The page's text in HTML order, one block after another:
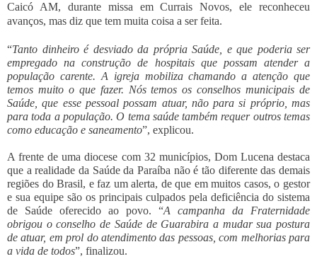
Caicó AM, durante missa em Currais Novos, ele reconheceu
avanços, mas diz que tem muita coisa a ser feita.
“Tanto dinheiro é desviado da própria Saúde, e que poderia ser
empregado na construção de hospitais que possam atender a
população carente. A igreja mobiliza chamando a atenção que
temos muito o que fazer. Nós temos os conselhos municipais de
Saúde, que esse pessoal possam atuar, não para si próprio, mas
para toda a população. O tema saúde também requer outros temas
como educação e saneamento”, explicou.
A frente de uma diocese com 32 municípios, Dom Lucena destaca
que a realidade da Saúde da Paraíba não é tão diferente das demais
regiões do Brasil, e faz um alerta, de que em muitos casos, o gestor
e sua equipe são os principais culpados pela deficiência do sistema
de Saúde oferecido ao povo. “A campanha da Fraternidade
obrigou o conselho de Saúde de Guarabira a mudar sua postura
de atuar, em prol do atendimento das pessoas, com melhorias para
a vida de todos”, finalizou.